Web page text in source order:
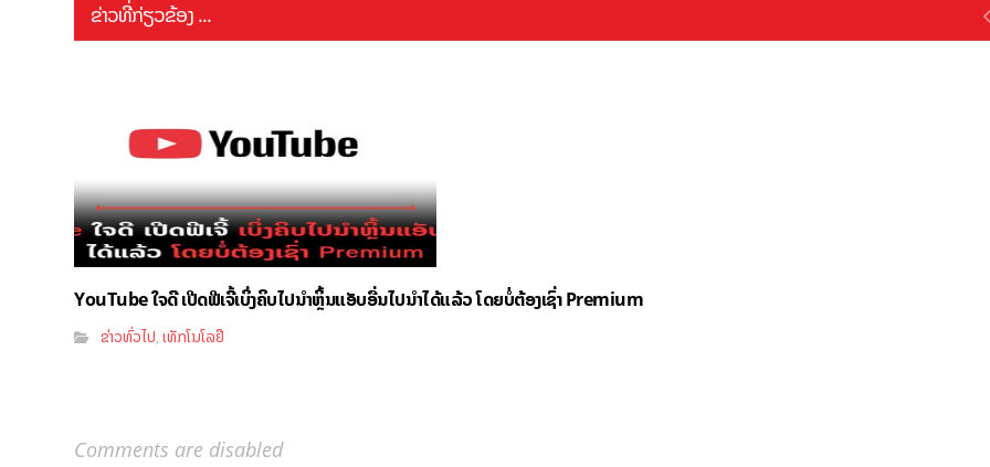
ຂ່າວທີ່ກ່ຽວຂ້ອງ ...
YouTube ໃຈດີ ເປີດຟີເຈີ້ເບິ່ງຄິບໄປນຳຫຼິ້ນແອັບອື່ນໄປນຳໄດ້ແລ້ວ ໂດຍບໍ່ຕ້ອງເຊົ່າ Premium
ຂ່າວທົ່ວໄປ,ເທັກໂນໂລຢີ
Comments are disabled